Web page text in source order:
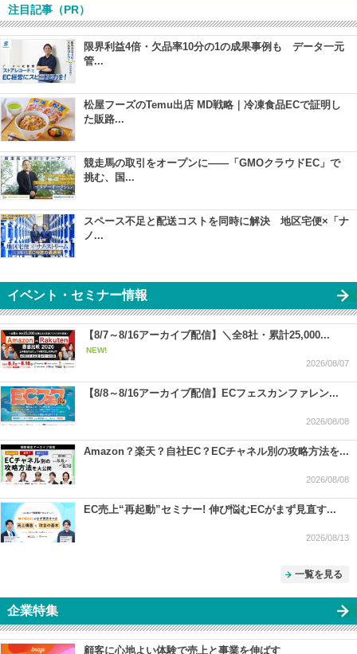
注目記事（PR）
限界利益4倍・欠品率10分の1の成果事例も データ一元
管...
松屋フーズのTemu出店 MD戦略｜冷凍食品ECで証明し
た販路...
競走馬の取引をオープンに――「GMOクラウドEC」で
挑む、国...
スペース不足と配送コストを同時に解決 地区宅便×「ナ
ノ...
イベント・セミナー情報
【8/7～8/16アーカイブ配信】＼全8社・累計25,000...
NEW!
2026/08/07
【8/8～8/16アーカイブ配信】ECフェスカンファレン...
2026/08/08
Amazon？楽天？自社EC？ECチャネル別の攻略方法を...
2026/08/08
EC売上“再起動”セミナー! 伸び悩むECがまず見直す...
2026/08/13
一覧を見る
企業特集
顧客に心地よい体験で売上と事業を伸ばす